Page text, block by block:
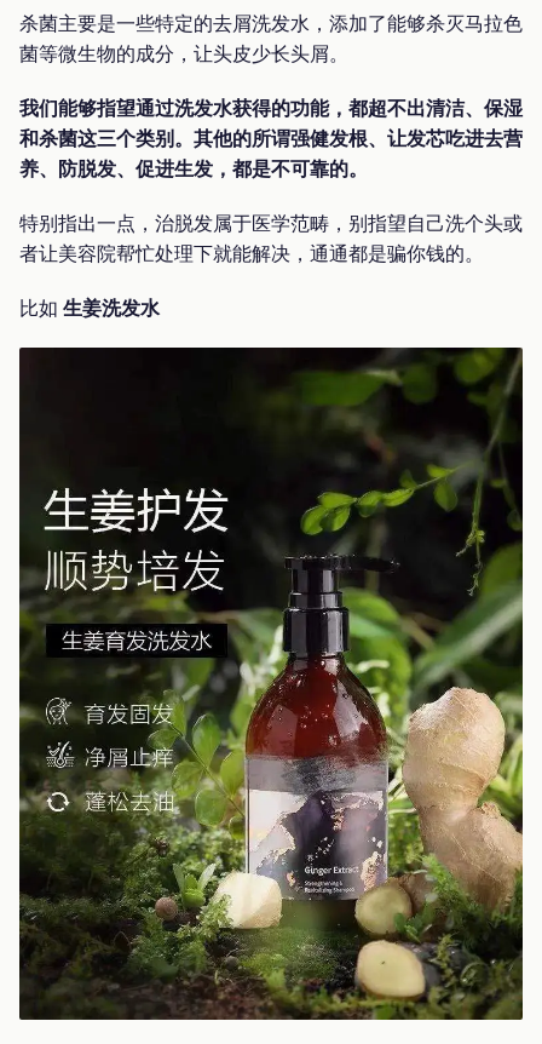
杀菌主要是一些特定的去屑洗发水，添加了能够杀灭马拉色
菌等微生物的成分，让头皮少长头屑。
我们能够指望通过洗发水获得的功能，都超不出清洁、保湿
和杀菌这三个类别。其他的所谓强健发根、让发芯吃进去营
养、防脱发、促进生发，都是不可靠的。
特别指出一点，治脱发属于医学范畴，别指望自己洗个头或
者让美容院帮忙处理下就能解决，通通都是骗你钱的。
比如 生姜洗发水